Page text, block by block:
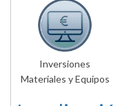
Inversiones
Materiales y Equipos